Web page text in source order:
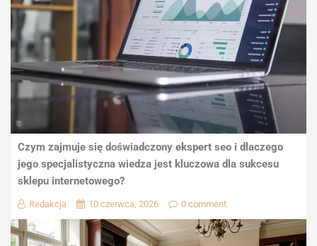
Czym zajmuje się doświadczony ekspert seo i dlaczego
jego specjalistyczna wiedza jest kluczowa dla sukcesu
sklepu internetowego?
Redakcja 10 czerwca, 2026 0 comment